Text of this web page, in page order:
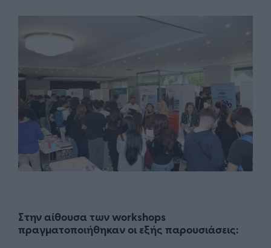
Στην αίθουσα των workshops
πραγματοποιήθηκαν οι εξής παρουσιάσεις: